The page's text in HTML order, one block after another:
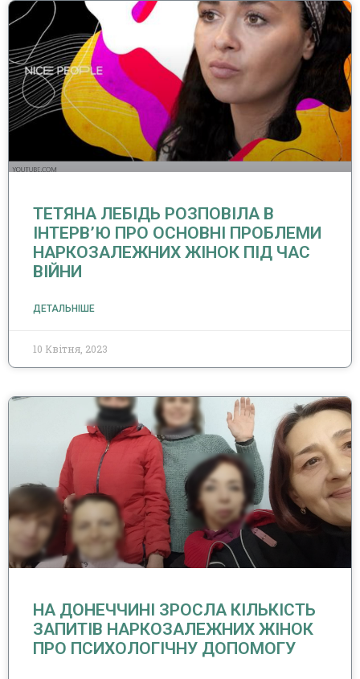
ТЕТЯНА ЛЕБІДЬ РОЗПОВІЛА В
ІНТЕРВ’Ю ПРО ОСНОВНІ ПРОБЛЕМИ
НАРКОЗАЛЕЖНИХ ЖІНОК ПІД ЧАС
ВІЙНИ
ДЕТАЛЬНІШЕ
10 Квітня, 2023
НА ДОНЕЧЧИНІ ЗРОСЛА КІЛЬКІСТЬ
ЗАПИТІВ НАРКОЗАЛЕЖНИХ ЖІНОК
ПРО ПСИХОЛОГІЧНУ ДОПОМОГУ